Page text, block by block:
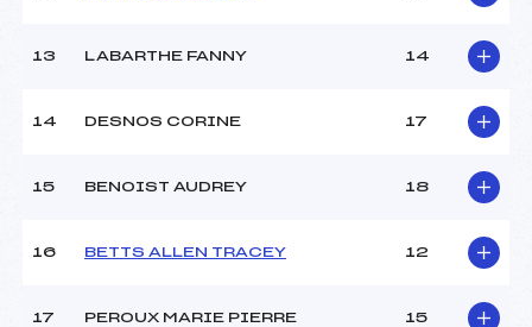
LUSSAC FREDERIC (SA)
Ouvreurs B :
Ouvreurs D :
Température arrivée :
U14->Mas
13 LABARTHE FANNY 14
14 DESNOS CORINE 17
15 BENOIST AUDREY 18
16 BETTS ALLEN TRACEY 12
17 PEROUX MARIE PIERRE 15